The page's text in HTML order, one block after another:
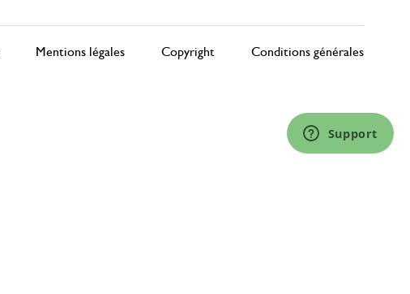
Mentions légales Copyright Conditions générales
Support